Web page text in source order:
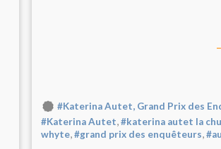
#Katerina Autet, Grand Prix des
#Katerina Autet,#katerina autet la
whyte,#grand prix des enquêteurs,